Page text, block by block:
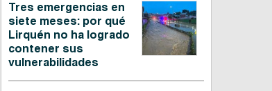
Tres emergencias en
siete meses: por qué
Lirquén no ha logrado
contener sus
vulnerabilidades